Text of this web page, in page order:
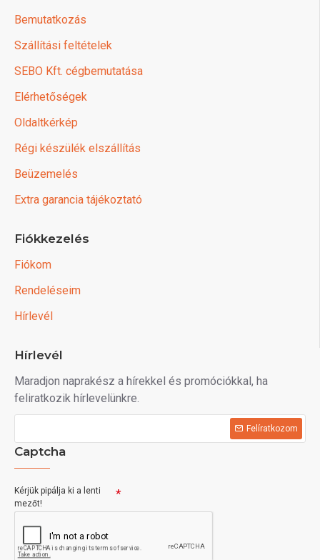
Bemutatkozás
Szállítási feltételek
SEBO Kft. cégbemutatása
Elérhetőségek
Oldaltkérkép
Régi készülék elszállítás
Beüzemelés
Extra garancia tájékoztató
Fiókkezelés
Fiókom
Rendeléseim
Hírlevél
Hírlevél
Maradjon naprakész a hírekkel és promóciókkal, ha
feliratkozik hírlevelünkre.
Felíratkozom
Captcha
Kérjük pipálja ki a lenti
mezőt!